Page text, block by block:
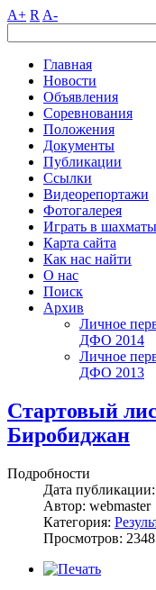
A+ R A-
Главная
Новости
Объявления
Соревнования
Положения
Документы
Публикации
Ссылки
Видеорепортажи
Фотогалерея
Играть в
Карта сайта
Как нас найти
О нас
Поиск
Архив
Личное
ДФО 2014
Личное
ДФО 2013
Стартовый
Биробиджан
Подробности
Дата
Автор: webmaster
Категория:
Просмотров: 2348